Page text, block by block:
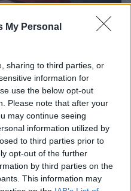
My Personal
sharing to third parties, or
information for
use the below opt-out
Please note that after your
may continue seeing
information utilized by
to third parties prior to
opt-out of the further
by third parties on the
This information may
αποδίδει
τα μεγαλύτερα
στον κόσμο,